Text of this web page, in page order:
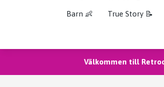
Barn 👶 True Story 📝
Välkommen till